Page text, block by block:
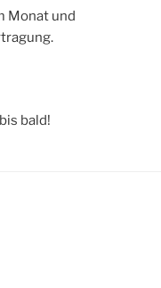
Monat und
bald!